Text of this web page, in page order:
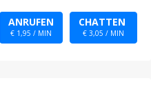
ANRUFEN
€ 1,95 / MIN
CHATTEN
€ 3,05 / MIN